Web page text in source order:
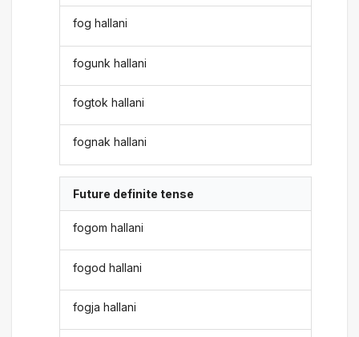
fog hallani
fogunk hallani
fogtok hallani
fognak hallani
Future definite tense
fogom hallani
fogod hallani
fogja hallani